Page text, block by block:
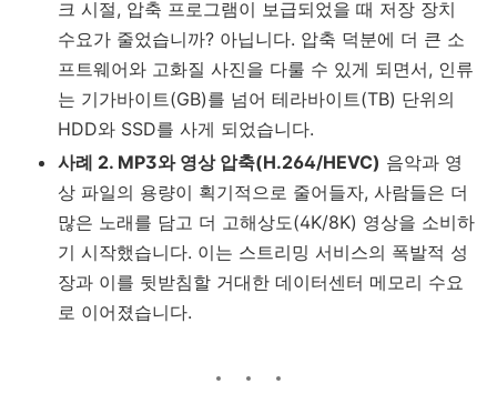
크 시절, 압축 프로그램이 보급되었을 때 저장 장치
수요가 줄었습니까? 아닙니다. 압축 덕분에 더 큰 소
프트웨어와 고화질 사진을 다룰 수 있게 되면서, 인류
는 기가바이트(GB)를 넘어 테라바이트(TB) 단위의
HDD와 SSD를 사게 되었습니다.
사례 2. MP3와 영상 압축(H.264/HEVC) 음악과 영
상 파일의 용량이 획기적으로 줄어들자, 사람들은 더
많은 노래를 담고 더 고해상도(4K/8K) 영상을 소비하
기 시작했습니다. 이는 스트리밍 서비스의 폭발적 성
장과 이를 뒷받침할 거대한 데이터센터 메모리 수요
로 이어졌습니다.